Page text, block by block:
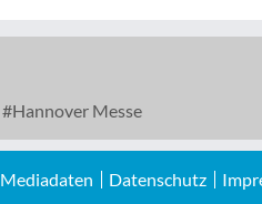
Hannover Messe
Mediadaten Datenschutz